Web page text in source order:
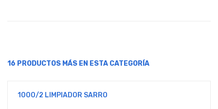
16 PRODUCTOS MÁS EN ESTA CATEGORÍA
1000/2 LIMPIADOR SARRO